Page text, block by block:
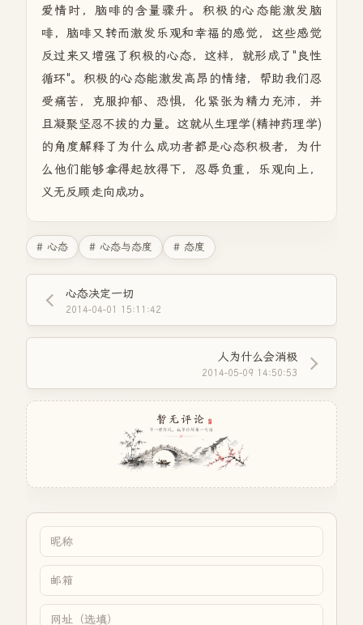
爱情时，脑啡的含量骤升。积极的心态能激发脑
啡，脑啡又转而激发乐观和幸福的感觉，这些感觉
反过来又增强了积极的心态，这样，就形成了"良性
循环"。积极的心态能激发高昂的情绪，帮助我们忍
受痛苦，克服抑郁、恐惧，化紧张为精力充沛，并
且凝聚坚忍不拔的力量。这就从生理学(精神药理学)
的角度解释了为什么成功者都是心态积极者，为什
么他们能够拿得起放得下，忍辱负重，乐观向上，
义无反顾走向成功。
# 心态 # 心态与态度 # 态度
心态决定一切
2014-04-01 15:11:42
人为什么会消极
2014-05-09 14:50:53